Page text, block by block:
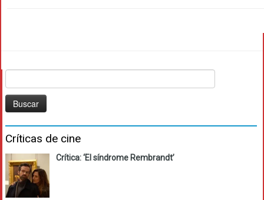
Críticas de cine
Crítica: ‘El síndrome Rembrandt’